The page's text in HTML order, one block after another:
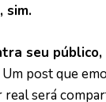
sim.
seu público,
post que
será